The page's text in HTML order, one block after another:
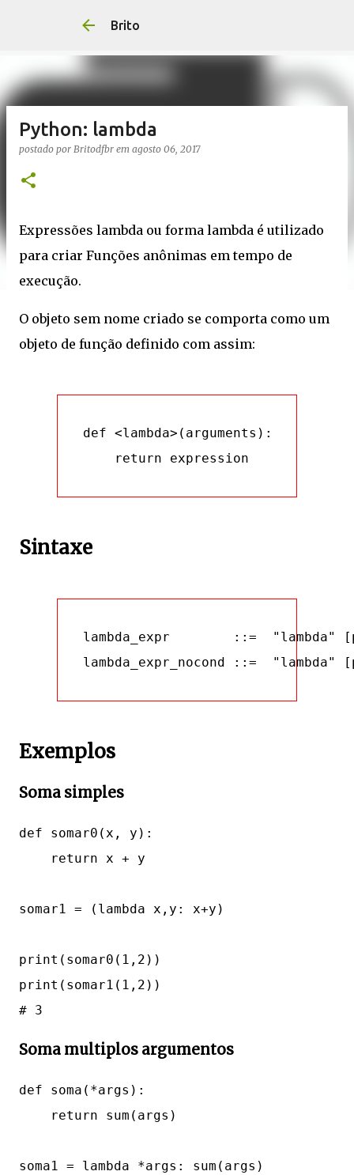
Brito
Python: lambda
postado por Britodfbr em agosto 06, 2017
Expressões lambda ou forma lambda é utilizado
para criar Funções anônimas em tempo de
execução.
O objeto sem nome criado se comporta como um
objeto de função definido com assim:
def <lambda>(arguments):
Sintaxe
lambda_expr        ::=  "lambda"
Exemplos
Soma simples
def somar0(x, y):
    return x + y
somar1 = (lambda x,y: x+y)
print(somar0(1,2))
print(somar1(1,2))
Soma multiplos argumentos
def soma(*args):
    return sum(args)
soma1 = lambda *args: sum(args)